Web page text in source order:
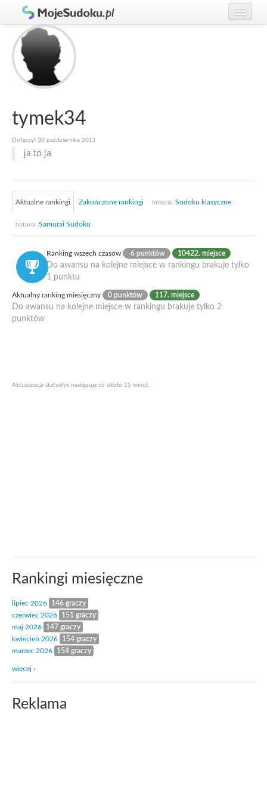
Graj w Sudoku!
Zasady Sudoku
Rankingi
tymek34
Dołączył 30 października 2011
ja to ja
Aktualne rankingi Zakończone rankingi historia: Sudoku klasyczne
historia: Samurai Sudoku
Ranking wszech czasów -6 punktów 10422. miejsce
Do awansu na kolejne miejsce w rankingu brakuje tylko
1 punktu
Aktualny ranking miesięczny 0 punktów 117. miejsce
Do awansu na kolejne miejsce w rankingu brakuje tylko 2
punktów
Aktualizacja statystyk następuje co około 15 minut.
Rankingi miesięczne
lipiec 2026
146 graczy
czerwiec 2026
151 graczy
maj 2026
147 graczy
kwiecień 2026
154 graczy
marzec 2026
154 graczy
więcej ›
Reklama